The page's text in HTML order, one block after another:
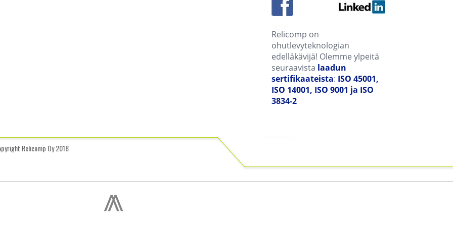
Relicomp on
ohutlevyteknologian
edelläkävijä! Olemme ylpeitä
seuraavista laadun
sertifikaateista: ISO 45001,
ISO 14001, ISO 9001 ja ISO
3834-2
Relicomp Oy 2018